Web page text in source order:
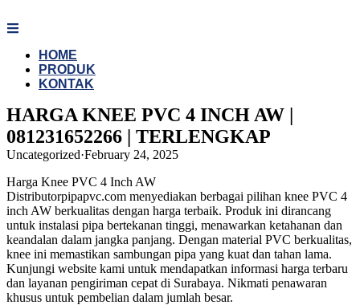
to
HOME
PRODUK
KONTAK
HARGA KNEE PVC 4 INCH AW |
081231652266 | TERLENGKAP
Uncategorized·February 24, 2025
Harga Knee PVC 4 Inch AW
Distributorpipapvc.com menyediakan berbagai pilihan knee PVC 4
inch AW berkualitas dengan harga terbaik. Produk ini dirancang
untuk instalasi pipa bertekanan tinggi, menawarkan ketahanan dan
keandalan dalam jangka panjang. Dengan material PVC berkualitas,
knee ini memastikan sambungan pipa yang kuat dan tahan lama.
Kunjungi website kami untuk mendapatkan informasi harga terbaru
dan layanan pengiriman cepat di Surabaya. Nikmati penawaran
khusus untuk pembelian dalam jumlah besar.